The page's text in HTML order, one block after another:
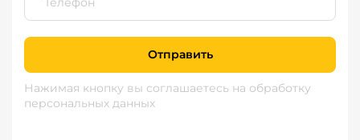
Отправить
Нажимая кнопку вы соглашаетесь на обработку
персональных данных